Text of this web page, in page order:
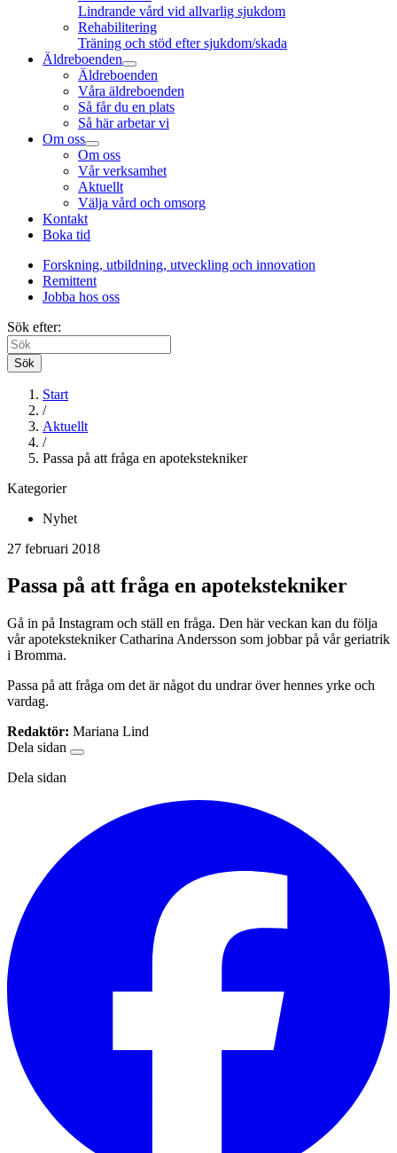
Lindrande vård vid allvarlig sjukdom
Rehabilitering
Träning och stöd efter sjukdom/skada
Äldreboenden
Äldreboenden
Våra äldreboenden
Så får du en plats
Så här arbetar vi
Om oss
Om oss
Vår verksamhet
Aktuellt
Välja vård och omsorg
Kontakt
Boka tid
Forskning, utbildning, utveckling och innovation
Remittent
Jobba hos oss
Sök efter:
Sök
Start
/
Aktuellt
/
Passa på att fråga en apotekstekniker
Kategorier
Nyhet
27 februari 2018
Passa på att fråga en apotekstekniker
Gå in på Instagram och ställ en fråga. Den här veckan kan du följa
vår apotekstekniker Catharina Andersson som jobbar på vår geriatrik
i Bromma.
Passa på att fråga om det är något du undrar över hennes yrke och
vardag.
Redaktör: Mariana Lind
Dela sidan
Dela sidan